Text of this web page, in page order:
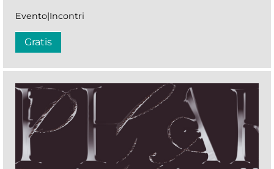
Evento|Incontri
Gratis